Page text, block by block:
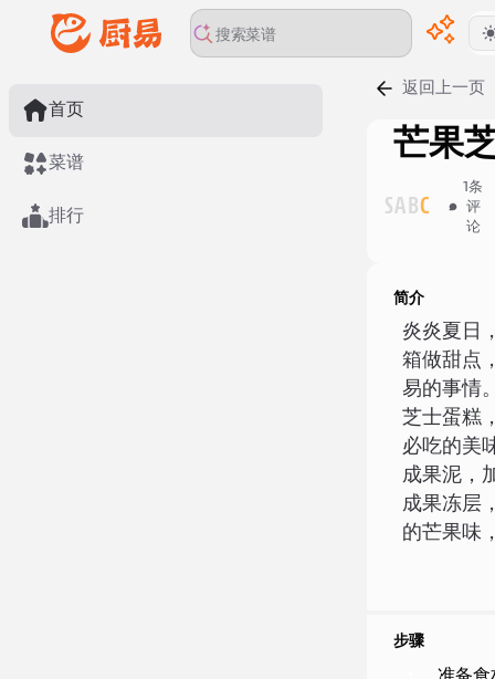
首页
菜谱
排行
返回上一页
芒果
SA BC
1条
评
论
简介
炎炎夏日
箱做甜点
易的事情
芝士蛋糕
必吃的美
成果泥，
成果冻层
的芒果味
步骤